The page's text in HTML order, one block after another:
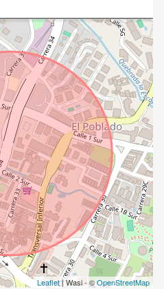
Leaflet| Wasi - ©OpenStreetMap